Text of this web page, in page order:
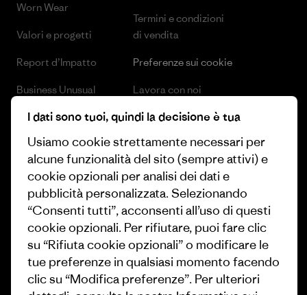
Worn Wear
Valori e progetti
Report d’Impatto
Business Unusual
Obiettivi climatici
1% For The Planet
Come finanziamo
Buoni regalo
Trova un negozio
Termini e condizioni
di vendita
Preferenze sui cookie
Lavora con noi
Stampa e media
Industry program
Programma di affiliazione
Patagonia Svizzera Mappa del
sito
I dati sono tuoi, quindi la decisione è tua
Usiamo cookie strettamente necessari per
alcune funzionalità del sito (sempre attivi) e
cookie opzionali per analisi dei dati e
pubblicità personalizzata. Selezionando
“Consenti tutti”, acconsenti all’uso di questi
cookie opzionali. Per rifiutare, puoi fare clic
su “Rifiuta cookie opzionali” o modificare le
tue preferenze in qualsiasi momento facendo
clic su “Modifica preferenze”. Per ulteriori